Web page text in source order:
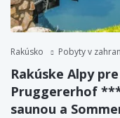
Rakúsko Pobyty v
Rakúske Alpy
Pruggererhof
saunou a